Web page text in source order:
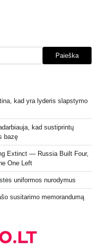
Paieška
kad yra lyderis slapstymo
kad sustiprintų
bazę
Extinct — Russia Built Four,
One Left
uniformos nurodymus
susitarimo memorandumą